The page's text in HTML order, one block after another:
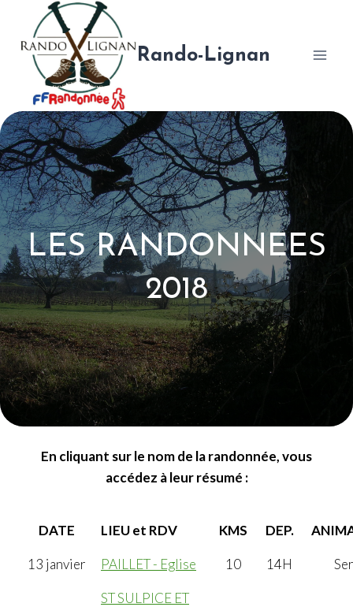
contenu
Rando-Lignan
LES RANDONNEES
2018
En cliquant sur le nom de la randonnée, vous
accédez à leur résumé :
DATE LIEU et RDV KMS DEP.
13 janvier PAILLET - Eglise 10 14H
ST SULPICE ET